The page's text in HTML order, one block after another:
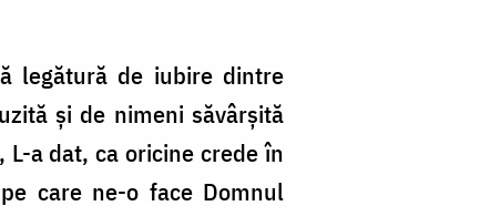
legătură de iubire dintre
și de nimeni săvârșită
a dat, ca oricine crede în
care ne-o face Domnul